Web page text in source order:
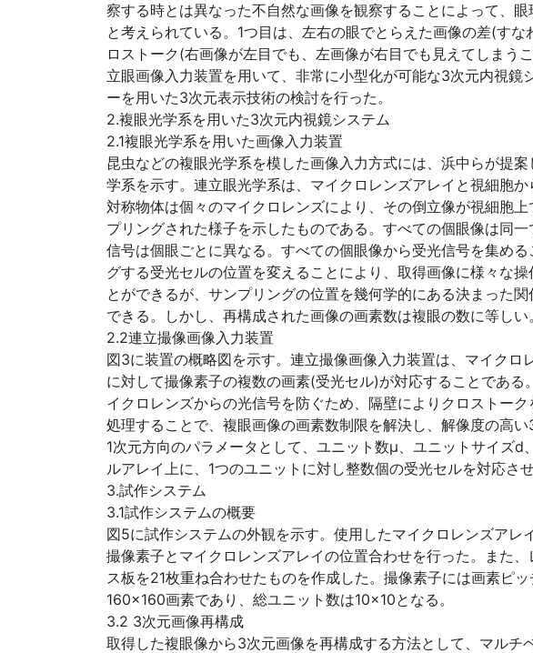
察する時とは異なった不自然な画像を観察することによって、
と考えられている。1つ目は、左右の眼でとらえた画像の差(す
ロストーク(右画像が左目でも、左画像が右目でも見えてしま
立眼画像入力装置を用いて、非常に小型化が可能な3次元内視
ーを用いた3次元表示技術の検討を行った。
2.複眼光学系を用いた3次元内視鏡システム
2.1複眼光学系を用いた画像入力装置
昆虫などの複眼光学系を模した画像入力方式には、浜中らが提
学系を示す。連立眼光学系は、マイクロレンズアレイと視細胞
対称物体は個々のマイクロレンズにより、その倒立像が視細胞
プリングされた様子を示したものである。すべての個眼像は同
信号は個眼ごとに異なる。すべての個眼像から受光信号を集め
グする受光セルの位置を変えることにより、取得画像に様々な
とができるが、サンプリングの位置を幾何学的にある決まった
できる。しかし、再構成された画像の画素数は複眼の数に等し
2.2連立撮像画像入力装置
図3に装置の概略図を示す。連立撮像画像入力装置は、マイク
に対して撮像素子の複数の画素(受光セル)が対応することであ
イクロレンズからの光信号を防ぐため、隔壁によりクロストー
処理することで、複眼画像の画素数制限を解決し、解像度の高
1次元方向のパラメータとして、ユニット数μ、ユニットサイズ
ルアレイ上に、1つのユニットに対し整数個の受光セルを対応さ
3.試作システム
3.1試作システムの概要
図5に試作システムの外観を示す。使用したマイクロレンズア
撮像素子とマイクロレンズアレイの位置合わせを行った。また
ス板を21枚重ね合わせたものを作成した。撮像素子には画素ピ
160×160画素であり、総ユニット数は10×10となる。
3.2 3次元画像再構成
取得した複眼像から3次元画像を再構成する方法として、マル